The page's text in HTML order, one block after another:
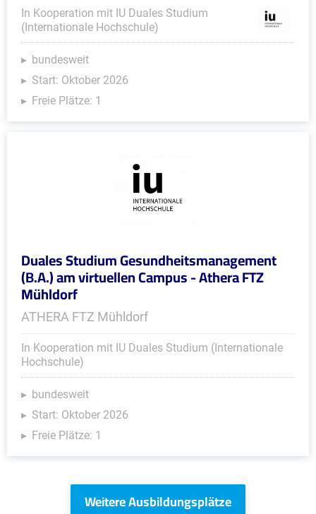
In Kooperation mit IU Duales Studium
(Internationale Hochschule)
bundesweit
Start: Oktober 2026
Freie Plätze: 1
Duales Studium Gesundheitsmanagement
(B.A.) am virtuellen Campus - Athera FTZ
Mühldorf
ATHERA FTZ Mühldorf
In Kooperation mit IU Duales Studium (Internationale
Hochschule)
bundesweit
Start: Oktober 2026
Freie Plätze: 1
Weitere Ausbildungsplätze